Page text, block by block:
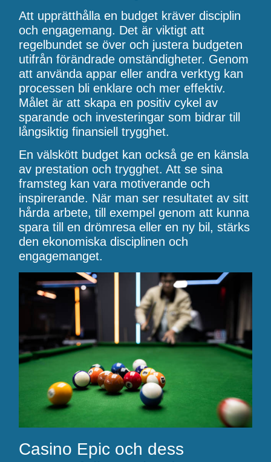
Att upprätthålla en budget kräver disciplin
och engagemang. Det är viktigt att
regelbundet se över och justera budgeten
utifrån förändrade omständigheter. Genom
att använda appar eller andra verktyg kan
processen bli enklare och mer effektiv.
Målet är att skapa en positiv cykel av
sparande och investeringar som bidrar till
långsiktig finansiell trygghet.
En välskött budget kan också ge en känsla
av prestation och trygghet. Att se sina
framsteg kan vara motiverande och
inspirerande. När man ser resultatet av sitt
hårda arbete, till exempel genom att kunna
spara till en drömresa eller en ny bil, stärks
den ekonomiska disciplinen och
engagemanget.
Casino Epic och dess